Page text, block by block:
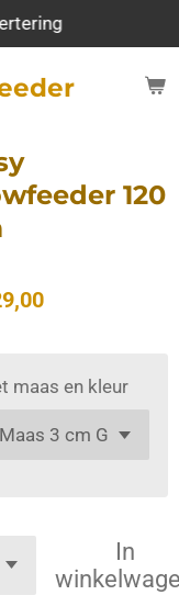
120
maas en kleur
In